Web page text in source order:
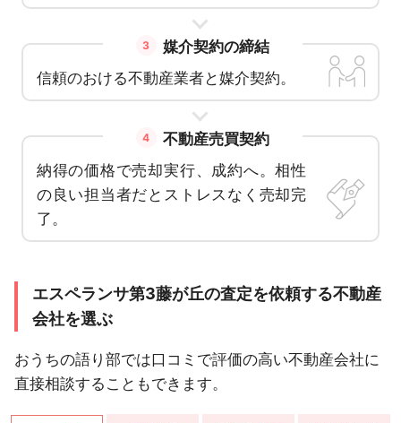
3
媒介契約の締結
信頼のおける不動産業者と媒介契約。
4
不動産売買契約
納得の価格で売却実行、成約へ。相性
の良い担当者だとストレスなく売却完
了。
エスペランサ第3藤が丘の査定を依頼する不動産
会社を選ぶ
おうちの語り部では口コミで評価の高い不動産会社に
直接相談することもできます。